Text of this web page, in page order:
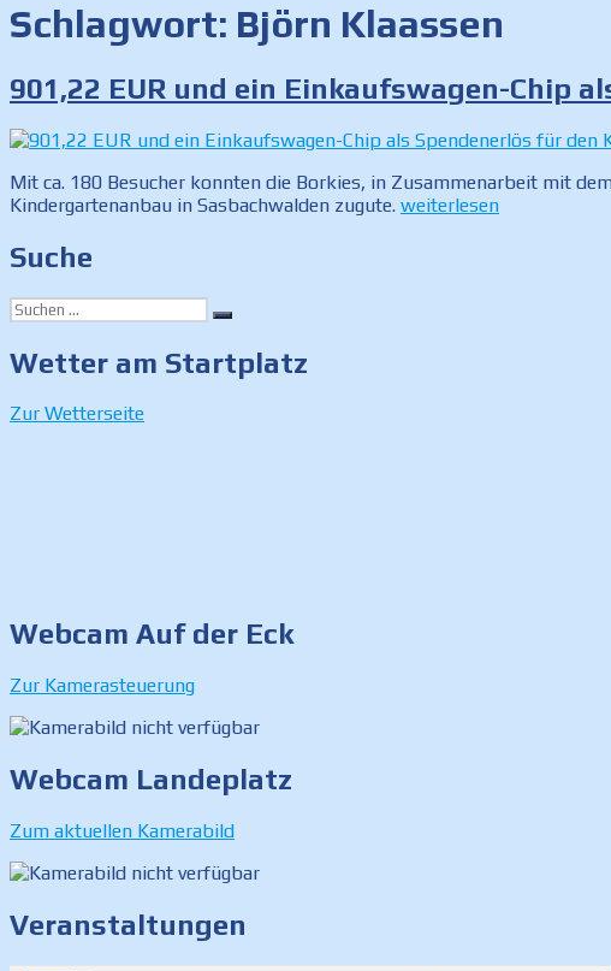
Schlagwort: Björn Klaassen
901,22 EUR und ein Einkaufswagen-Chip
Mit ca. 180 Besucher konnten die Borkies, in Zusammenarbeit mit
Kindergartenanbau in Sasbachwalden zugute. „901,22
weiterlesen
Suche
Suchen
nach:
Suchen
Wetter am Startplatz
Zur Wetterseite
Webcam Auf der Eck
Zur Kamerasteuerung
Webcam Landeplatz
Zum aktuellen Kamerabild
Veranstaltungen